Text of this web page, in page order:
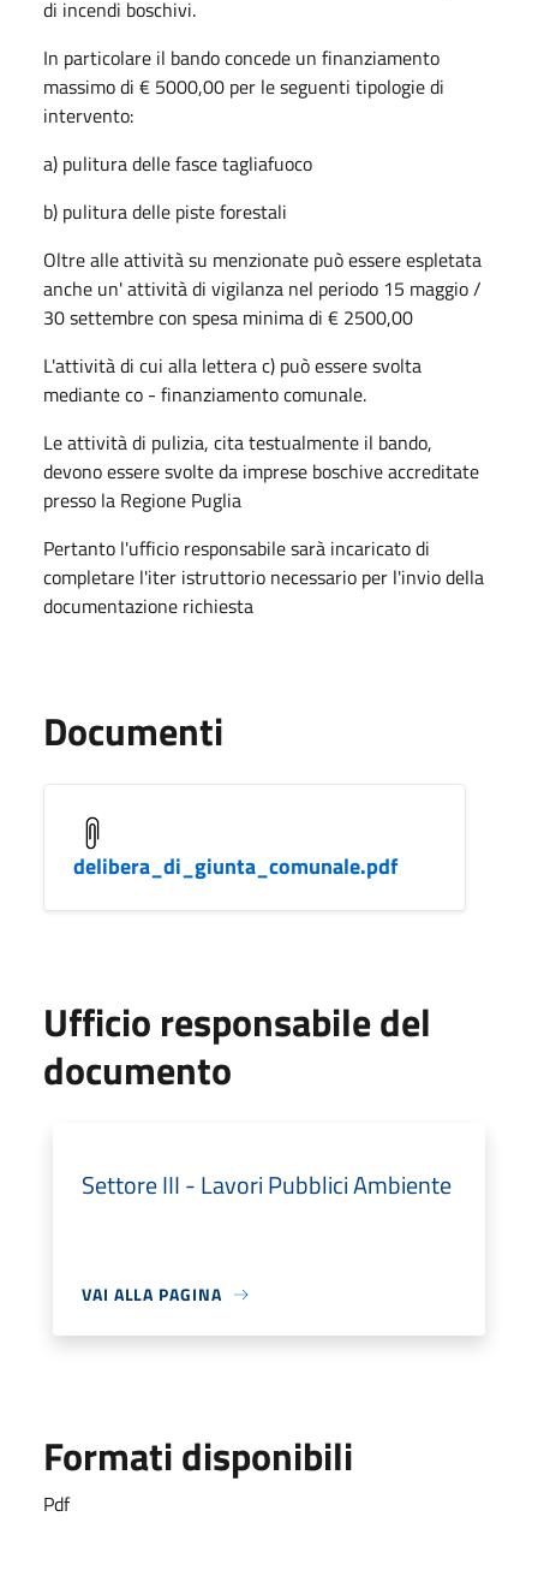
di incendi boschivi.
In particolare il bando concede un finanziamento
massimo di € 5000,00 per le seguenti tipologie di
intervento:
a) pulitura delle fasce tagliafuoco
b) pulitura delle piste forestali
Oltre alle attività su menzionate può essere espletata
anche un' attività di vigilanza nel periodo 15 maggio /
30 settembre con spesa minima di € 2500,00
L'attività di cui alla lettera c) può essere svolta
mediante co - finanziamento comunale.
Le attività di pulizia, cita testualmente il bando,
devono essere svolte da imprese boschive accreditate
presso la Regione Puglia
Pertanto l'ufficio responsabile sarà incaricato di
completare l'iter istruttorio necessario per l'invio della
documentazione richiesta
Documenti
delibera_di_giunta_comunale.pdf
Ufficio responsabile del
documento
Settore III - Lavori Pubblici Ambiente
VAI ALLA PAGINA
Formati disponibili
Pdf